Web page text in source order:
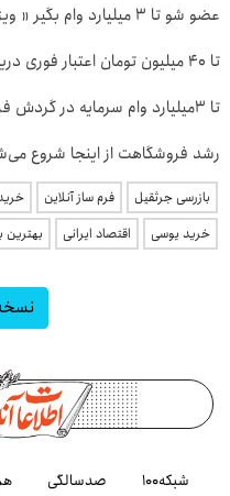
عضو شو تا 3 میلیارد وام بگیر « ویژه فروشگاه ها »
تا 40 میلیون تومان اعتبار فوری دریافت کن
تا 3میلیارد وام سرمایه در گردش فروشندگان => فروشگاهت رو ثبت کن
رشد فروشگاهت از اینجا شروع
بازرسی جرثقیل فرم ساز آنلاین
خرید یوسی
اقتصاد ایرانی بهترین
شبکه۱۰۰ صدسالگی